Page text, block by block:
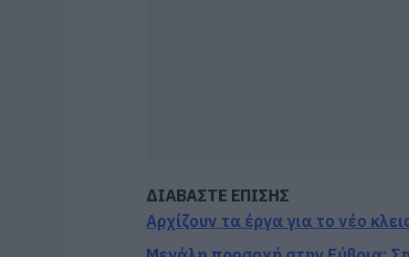
ΔΙΑΒΑΣΤΕ ΕΠΙΣΗΣ
Αρχίζουν τα έργα για το νέο